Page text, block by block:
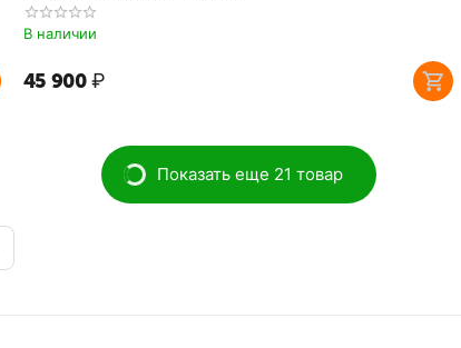
В наличии
45 900 ₽
Показать еще 21 товар